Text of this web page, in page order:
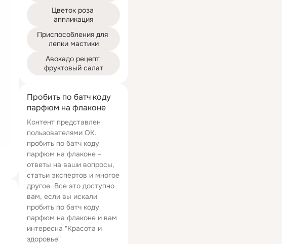
Пробить по батч коду
парфюм на флаконе
Контент представлен
пользователями ОК.
пробить по батч коду
парфюм на флаконе –
ответы на ваши вопросы,
статьи экспертов и многое
другое. Все это доступно
вам, если вы искали
пробить по батч коду
парфюм на флаконе и вам
интересна "Красота и
здоровье"
Цветок роза
аппликация
Приспособления для
лепки мастики
Авокадо рецепт
фруктовый салат